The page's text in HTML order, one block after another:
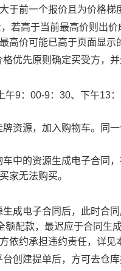
于前一个报价且为价格
若高于当前最高价则出
高价可能已高于页面显示
优先原则确定买受方，
午9：00-9：30、下午13
资源，加入购物车。同
中的资源生成电子合同
家无法购买。
成电子合同后，此时合
额配款，最迟应于合同
依约承担违约责任，详见
创建提单后，方可去仓